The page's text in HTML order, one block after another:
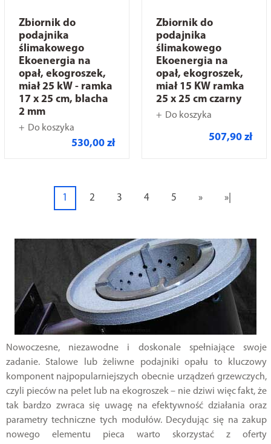
Zbiornik do
podajnika
ślimakowego
Ekoenergia na
opał, ekogroszek,
miał 25 kW - ramka
17 x 25 cm, blacha
2 mm
Do koszyka
530,00 zł
Zbiornik do
podajnika
ślimakowego
Ekoenergia na
opał, ekogroszek,
miał 15 KW ramka
25 x 25 cm czarny
Do koszyka
507,90 zł
1 2 3 4 5 » »|
Nowoczesne, niezawodne i doskonale spełniające swoje
zadanie. Stalowe lub żeliwne podajniki opału to kluczowy
komponent najpopularniejszych obecnie urządzeń grzewczych,
czyli pieców na pelet lub na ekogroszek – nie dziwi więc fakt, że
tak bardzo zwraca się uwagę na efektywność działania oraz
parametry techniczne tych modułów. Decydując się na zakup
nowego elementu pieca warto skorzystać z oferty